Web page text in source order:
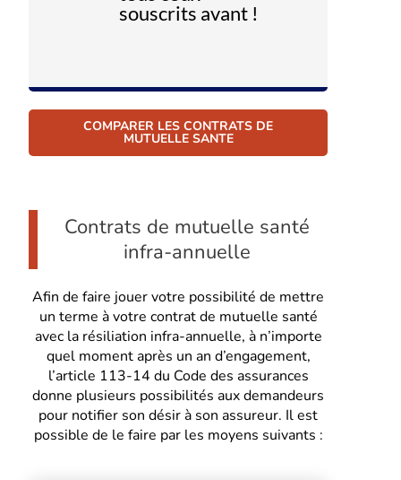
souscrits avant !
COMPARER LES CONTRATS DE
MUTUELLE SANTE
Contrats de mutuelle santé
infra-annuelle
Afin de faire jouer votre possibilité de mettre
un terme à votre contrat de mutuelle santé
avec la résiliation infra-annuelle, à n’importe
quel moment après un an d’engagement,
l’article 113-14 du Code des assurances
donne plusieurs possibilités aux demandeurs
pour notifier son désir à son assureur. Il est
possible de le faire par les moyens suivants :